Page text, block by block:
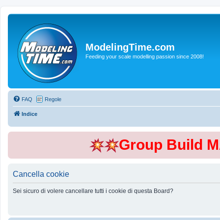
ModelingTime.com
Feeding your scale modelling passion since 2008!
FAQ Regole
Indice
Group Build
Cancella cookie
Sei sicuro di volere cancellare tutti i cookie di questa Board?